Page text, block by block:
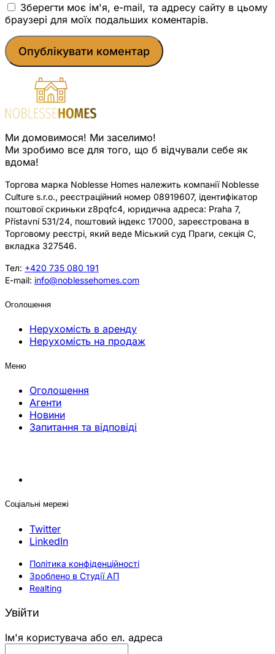
Зберегти моє ім'я, e-mail, та адресу сайту в цьому
браузері для моїх подальших коментарів.
Ми домовимося! Ми заселимо!
Ми зробимо все для того, що б відчували себе як
вдома!
Торгова марка Noblesse Homes належить компанії Noblesse
Culture s.r.o., реєстраційний номер 08919607, ідентифікатор
поштової скриньки z8pqfc4, юридична адреса: Praha 7,
Přístavní 531/24, поштовий індекс 17000, зареєстрована в
Торговому реєстрі, який веде Міський суд Праги, секція C,
вкладка 327546.
Тел: +420 735 080 191
E-mail: info@noblessehomes.com
Оголошення
Нерухомість в аренду
Нерухомість на продаж
Меню
Оголошення
Агенти
Новини
Запитання та відповіді
Соціальні мережі
Twitter
LinkedIn
Політика конфіденційності
Зроблено в Студії АП
Realting
Увійти
Ім'я користувача або ел. адреса